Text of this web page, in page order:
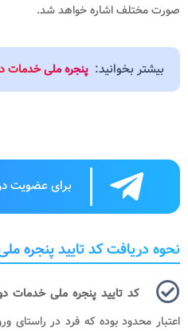
صورت مختلف اشاره خواهد شد.
بیشتر بخوانید: پنجره ملی خدمات
برای عضویت
نحوه دریافت کد تایید پنجره
کد تایید پنجره ملی خدمات
اعتبار محدود بوده که فرد در راستای